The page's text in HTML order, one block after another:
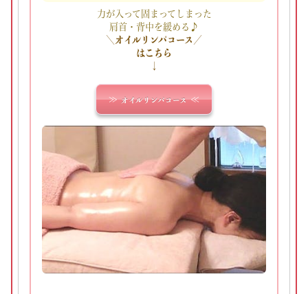
力が入って固まってしまった
肩首・背中を緩める♪
＼オイルリンパコース／
はこちら
↓
オイルリンパコース